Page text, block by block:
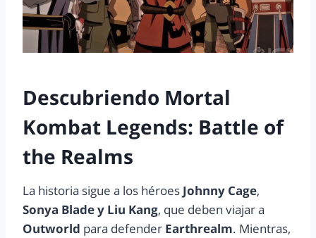
Descubriendo Mortal
Kombat Legends: Battle of
the Realms
La historia sigue a los héroes Johnny Cage,
Sonya Bladey Liu Kang, que deben viajar a
Outworld para defender Earthrealm. Mientras,